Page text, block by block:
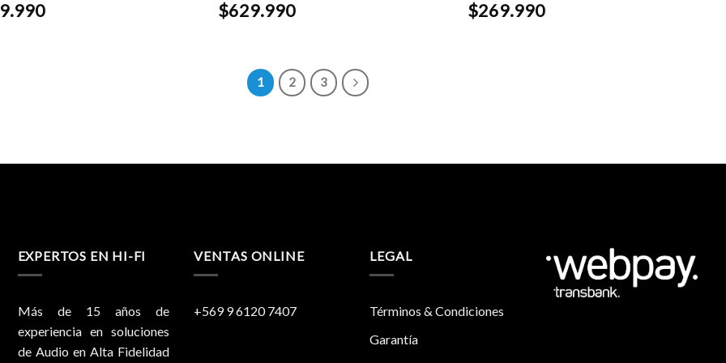
$629.990 $269.990
1 2 3
EXPERTOS EN HI-FI
Más de 15 años de
experiencia en soluciones
de Audio en Alta Fidelidad
VENTAS ONLINE
+569 9 6120 7407
LEGAL
Términos & Condiciones
Garantía